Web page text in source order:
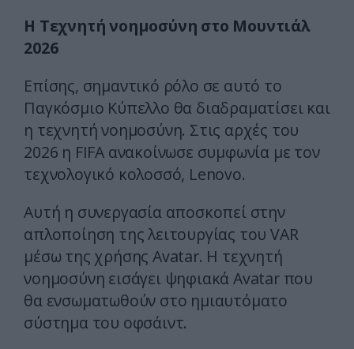
Η Τεχνητή νοημοσύνη στο Μουντιάλ
2026
Επίσης, σημαντικό ρόλο σε αυτό το
Παγκόσμιο Κύπελλο θα διαδραματίσει και
η τεχνητή νοημοσύνη. Στις αρχές του
2026 η FIFA ανακοίνωσε συμφωνία με τον
τεχνολογικό κολοσσό, Lenovo.
Αυτή η συνεργασία αποσκοπεί στην
απλοποίηση της λειτουργίας του VAR
μέσω της χρήσης Avatar. Η τεχνητή
νοημοσύνη εισάγει ψηφιακά Avatar που
θα ενσωματωθούν στο ημιαυτόματο
σύστημα του οφσάιντ.